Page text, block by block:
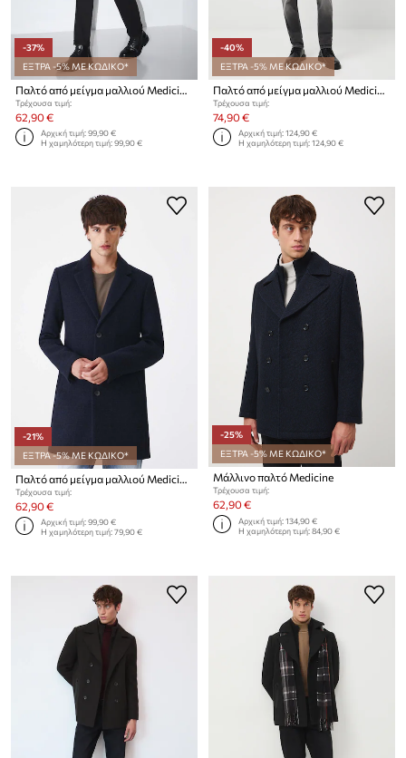
-37%
ΕΞΤΡΑ -5% ΜΕ ΚΩΔΙΚΟ*
Τρέχουσα τιμή:
62,90 €
Αρχική τιμή:99,90 €
Η χαμηλότερη τιμή:99,90 €
-40%
ΕΞΤΡΑ -5% ΜΕ ΚΩΔΙΚΟ*
Τρέχουσα τιμή:
74,90 €
Αρχική τιμή:124,90 €
Η χαμηλότερη τιμή:124,90 €
-21%
ΕΞΤΡΑ -5% ΜΕ ΚΩΔΙΚΟ*
Τρέχουσα τιμή:
62,90 €
Αρχική τιμή:99,90 €
Η χαμηλότερη τιμή:79,90 €
-25%
ΕΞΤΡΑ -5% ΜΕ ΚΩΔΙΚΟ*
Μάλλινο παλτό Medicine
Τρέχουσα τιμή:
62,90 €
Αρχική τιμή:134,90 €
Η χαμηλότερη τιμή:84,90 €